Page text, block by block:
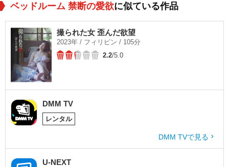
ベッドルーム 禁断の愛欲に似ている作品
撮られた女 歪んだ欲望
2023年 / フィリピン / 105分
2.2/5.0
DMM TV
レンタル
DMM TVで見る
U-NEXT